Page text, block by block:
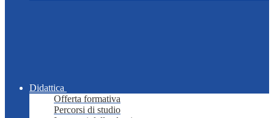
Didattica
Offerta formativa
Percorsi di studio